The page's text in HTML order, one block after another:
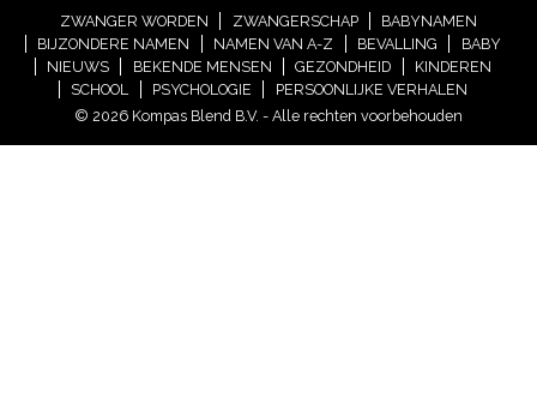
ZWANGER WORDEN ZWANGERSCHAP
BABYNAMEN
BIJZONDERE NAMEN
NAMEN VAN A-Z BEVALLING
BABY
NIEUWS
BEKENDE MENSEN GEZONDHEID
KINDEREN
SCHOOL
PSYCHOLOGIE
PERSOONLIJKE VERHALEN
© 2026 Kompas Blend B.V. - Alle rechten voorbehouden